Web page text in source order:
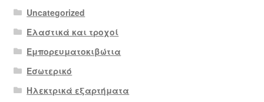
Uncategorized
Ελαστικά και τροχοί
Εμπορευματοκιβώτια
Εσωτερικό
Ηλεκτρικά εξαρτήματα